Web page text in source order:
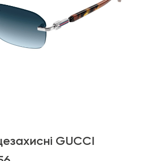
GUCCI